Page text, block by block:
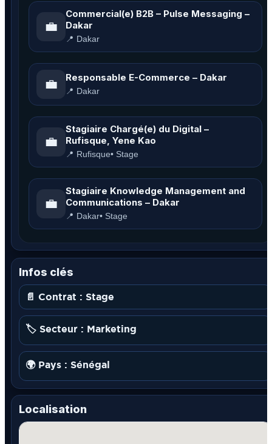
💼
Commercial(e) B2B – Pulse Messaging –
Dakar
📍 Dakar
💼 Responsable E-Commerce – Dakar
📍 Dakar
💼
Stagiaire Chargé(e) du Digital –
Rufisque, Yene Kao
📍 Rufisque• Stage
💼
Stagiaire Knowledge Management and
Communications – Dakar
📍 Dakar• Stage
Infos clés
📄 Contrat : Stage
🏷️ Secteur : Marketing
🌍 Pays : Sénégal
Localisation